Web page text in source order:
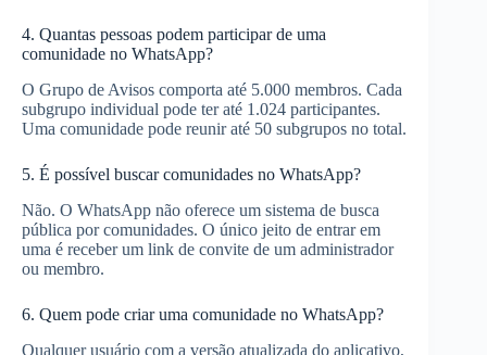
4. Quantas pessoas podem participar de uma
comunidade no WhatsApp?
O Grupo de Avisos comporta até 5.000 membros. Cada
subgrupo individual pode ter até 1.024 participantes.
Uma comunidade pode reunir até 50 subgrupos no total.
5. É possível buscar comunidades no WhatsApp?
Não. O WhatsApp não oferece um sistema de busca
pública por comunidades. O único jeito de entrar em
uma é receber um link de convite de um administrador
ou membro.
6. Quem pode criar uma comunidade no WhatsApp?
Qualquer usuário com a versão atualizada do aplicativo,